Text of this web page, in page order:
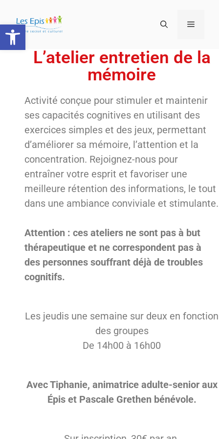
Ouvrir la barre d’outils
L’atelier entretien de la
mémoire
Activité conçue pour stimuler et maintenir
ses capacités cognitives en utilisant des
exercices simples et des jeux, permettant
d’améliorer sa mémoire, l’attention et la
concentration. Rejoignez-nous pour
entraîner votre esprit et favoriser une
meilleure rétention des informations, le tout
dans une ambiance conviviale et stimulante.
Attention : ces ateliers ne sont pas à but
thérapeutique et ne correspondent pas à
des personnes souffrant déjà de troubles
cognitifs.
Les jeudis une semaine sur deux en fonction
des groupes
De 14h00 à 16h00
Avec Tiphanie, animatrice adulte-senior aux
Épis et Pascale Grethen bénévole.